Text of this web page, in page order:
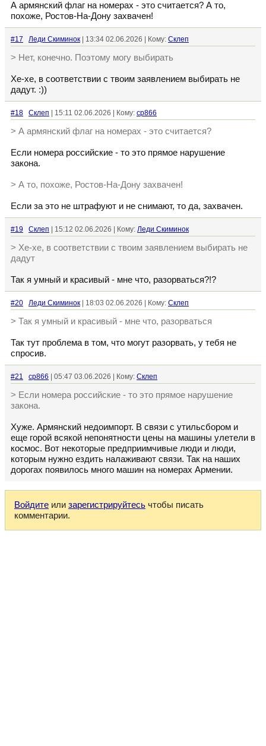
А армянский флаг на номерах - это считается? А то,
похоже, Ростов-На-Дону захвачен!
#17 Леди Скиминок | 13:34 02.06.2026 | Кому: Склеп
> Нет, конечно. Поэтому могу выбирать
Хе-хе, в соответствии с твоим заявлением выбирать не
дадут. :))
#18 Склеп | 15:11 02.06.2026 | Кому: cp866
> А армянский флаг на номерах - это считается?
Если номера российские - то это прямое нарушение
закона.
> А то, похоже, Ростов-На-Дону захвачен!
Если за это не штрафуют и не снимают, то да, захвачен.
#19 Склеп | 15:12 02.06.2026 | Кому: Леди Скиминок
> Хе-хе, в соответствии с твоим заявлением выбирать не
дадут
Так я умный и красивый - мне что, разорваться?!?
#20 Леди Скиминок | 18:03 02.06.2026 | Кому: Склеп
> Так я умный и красивый - мне что, разорваться
Так тут проблема в том, что могут разорвать, у тебя не
спросив.
#21 cp866 | 05:47 03.06.2026 | Кому: Склеп
> Если номера российские - то это прямое нарушение
закона.
Хуже. Армянский недоимпорт. В связи с утильсбором и
еще горой всякой непонятности цены на машины улетели в
космос. Вот некоторые предприимчивые люди и люди,
которым нужно ездить налаживают связи. Так на наших
дорогах появилось много машин на номерах Армении.
Войдите или зарегистрируйтесь чтобы писать
комментарии.